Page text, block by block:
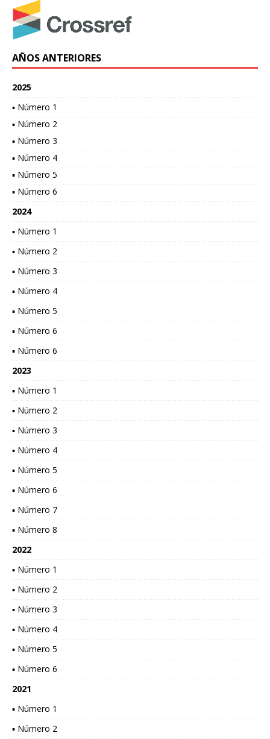
AÑOS ANTERIORES
2025
▪ Número 1
▪ Número 2
▪ Número 3
▪ Número 4
▪ Número 5
▪ Número 6
2024
▪ Número 1
▪ Número 2
▪ Número 3
▪ Número 4
▪ Número 5
▪ Número 6
▪ Número 6
2023
▪ Número 1
▪ Número 2
▪ Número 3
▪ Número 4
▪ Número 5
▪ Número 6
▪ Número 7
▪ Número 8
2022
▪ Número 1
▪ Número 2
▪ Número 3
▪ Número 4
▪ Número 5
▪ Número 6
2021
▪ Número 1
▪ Número 2